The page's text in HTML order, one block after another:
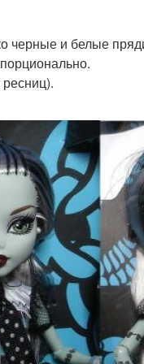
черные и белые